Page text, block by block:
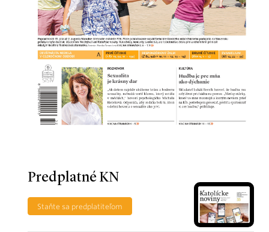
Predplatné KN
Staňte sa predplatiteľom